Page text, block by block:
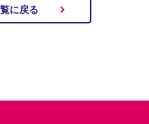
に戻る